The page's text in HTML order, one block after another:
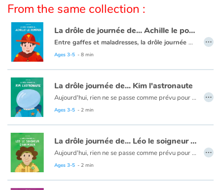
At school
Festivals and events
Love and friendship
Social issues
Emotions and feelings
Formats and illustrations
Catalogue anglais
From the same collection :
La drôle de journée de... Achille le pompier
Entre gaffes et maladresses, la drôle journée d'Achille est un album plein d'humour qui fera rire les petits et grands pompiers !
Les drôles journées de... est une série décalée et amusante autour des métiers !
Ages 3-5 - 8 min
…
La drôle journée de... Kim l'astronaute
Aujourd'hui, rien ne se passe comme prévu pour Kim l'astronaute ! Après avoir atterri sur une planète inconnue, elle va trouver, prélever, et analyser de nouvelles substances ! Mais des rencontres inattendues vont lui ouvrir de gourmands horizons !
Ages 3-5 - 2 min
…
La drôle journée de... Léo le soigneur d'animaux
Aujourd'hui, rien ne se passe comme prévu pour Léo le soigneur d'animaux ! Catastrophe ! L'enclos de Baghera est resté ouvert ! Il a disparu. Il faut vite le rattraper, avant qu’il ne fasse trop de dégât.
Ages 3-5 - 2 min
…